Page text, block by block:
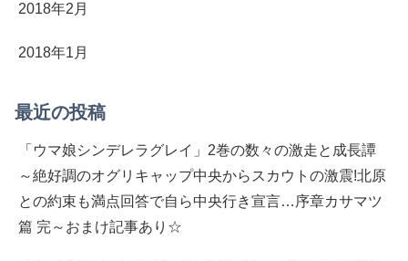
2018年2月
2018年1月
最近の投稿
「ウマ娘シンデレラグレイ」2巻の数々の激走と成長譚
～絶好調のオグリキャップ中央からスカウトの激震!北原
との約束も満点回答で自ら中央行き宣言…序章カサマツ
篇 完～おまけ記事あり☆